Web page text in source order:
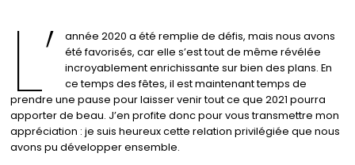
L’
année 2020 a été remplie de défis, mais nous avons
été favorisés, car elle s’est tout de même révélée
incroyablement enrichissante sur bien des plans. En
ce temps des fêtes, il est maintenant temps de
prendre une pause pour laisser venir tout ce que 2021 pourra
apporter de beau. J’en profite donc pour vous transmettre mon
appréciation : je suis heureux cette relation privilégiée que nous
avons pu développer ensemble.